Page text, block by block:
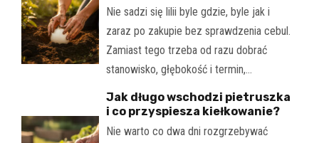
Nie sadzi się lilii byle gdzie, byle jak i
zaraz po zakupie bez sprawdzenia cebul.
Zamiast tego trzeba od razu dobrać
stanowisko, głębokość i termin,…
Jak długo wschodzi pietruszka
i co przyspiesza kiełkowanie?
Nie warto co dwa dni rozgrzebywać